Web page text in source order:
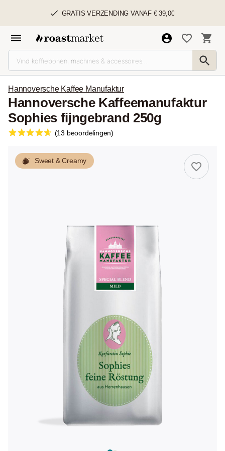
GRATIS VERZENDING VANAF € 39,00
Hannoversche Kaffee Manufaktur
Hannoversche Kaffeemanufaktur
Sophies fijngebrand 250g
(13 beoordelingen)
Sweet & Creamy